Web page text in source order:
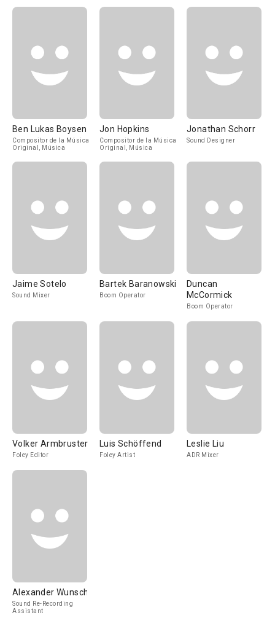
Ben Lukas Boysen
Compositor de la Música
Original, Música
Jon Hopkins
Compositor de la Música
Original, Música
Jonathan Schorr
Sound Designer
Jaime Sotelo
Sound Mixer
Bartek Baranowski
Boom Operator
Duncan
McCormick
Boom Operator
Volker Armbruster
Foley Editor
Luis Schöffend
Foley Artist
Leslie Liu
ADR Mixer
Alexander Wunsch
Sound Re-Recording
Assistant